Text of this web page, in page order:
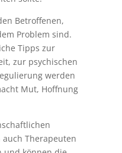
Betroffenen,
Problem sind.
Tipps zur
zur psychischen
werden
Mut, Hoffnung
Therapeuten